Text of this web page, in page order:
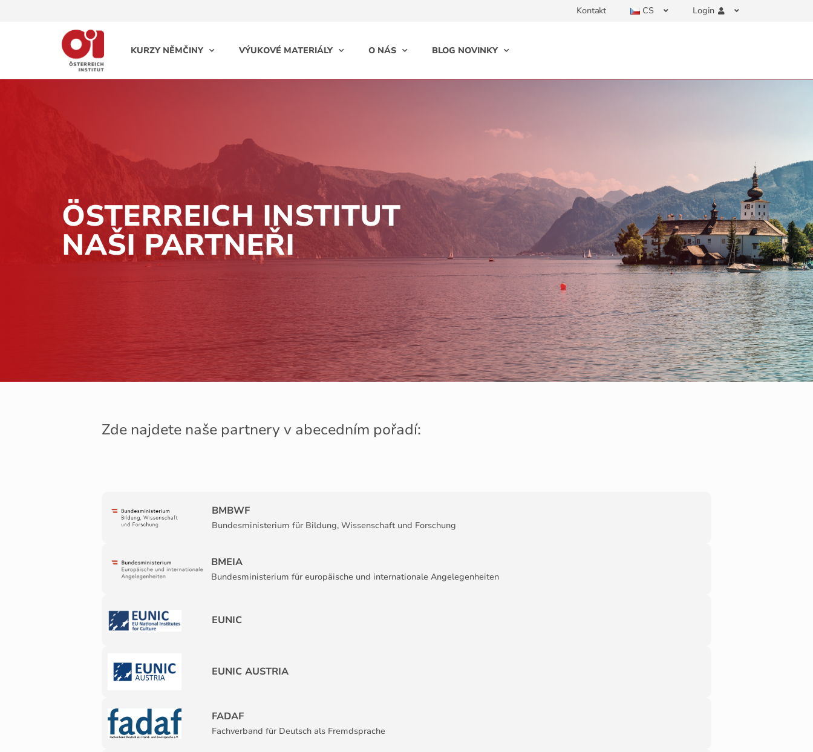
Kontakt CS Login
KURZY NĚMČINY VÝUKOVÉ MATERIÁLY O NÁS BLOG NOVINKY
ÖSTERREICH INSTITUT
NAŠI PARTNEŘI
Zde najdete naše partnery v abecedním pořadí:
BMBWF
Bundesministerium für Bildung, Wissenschaft und Forschung
BMEIA
Bundesministerium für europäische und internationale Angelegenheiten
EUNIC
EUNIC AUSTRIA
FADAF
Fachverband für Deutsch als Fremdsprache